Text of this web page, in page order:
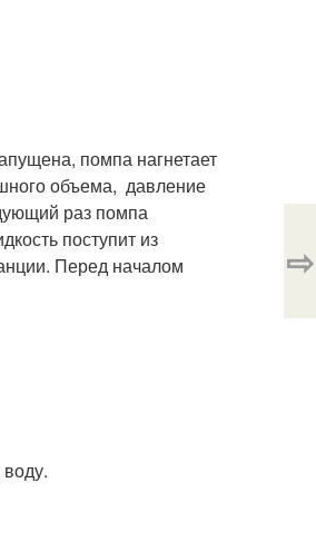
помпа нагнетает
объема, давление
раз помпа
поступит из
Перед началом
⇨